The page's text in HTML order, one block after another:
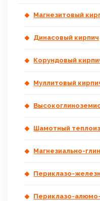
Магнезитовый
Динасовый кирпич
Корундовый
Муллитовый
Шамотный
Магнезиально-
Периклазо-
Периклазо-